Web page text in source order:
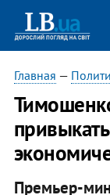
Главная —
Премьер-